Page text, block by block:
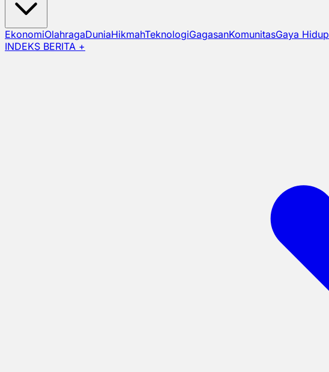
EkonomiOlahragaDuniaHikmahTeknologiGagasanKomunitasGaya Hidup
INDEKS BERITA +